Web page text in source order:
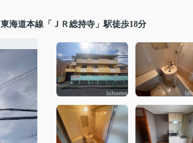
東海道本線「ＪＲ総持寺」駅徒歩18分